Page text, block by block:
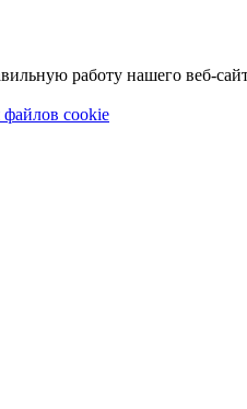
работу нашего веб-
файлов cookie